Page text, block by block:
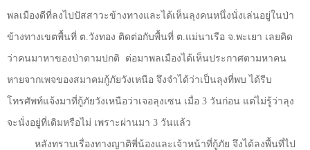
พลเมืองดีที่ลงไปปัสสาวะข้างทางและได้เห็นลุงคนหนึ่งนั่งเล่นอยู่ในป่า
ข้างทางเขตพื้นที่ ต.วังทอง ติดต่อกับพื้นที่ ต.แม่นาเรือ จ.พะเยา เลยคิด
ว่าคนมาหาของป่าตามปกติ ต่อมาพลเมืองได้เห็นประกาศตามหาคน
หายจากเพจของสมาคมกู้ภัยวังเหนือ จึงจำได้ว่าเป็นลุงที่พบ ได้รีบ
โทรศัพท์แจ้งมาที่กู้ภัยวังเหนือว่าเจอลุงเซน เมื่อ 3 วันก่อน แต่ไม่รู้ว่าลุง
จะนั่งอยู่ที่เดิมหรือไม่ เพราะผ่านมา 3 วันแล้ว
หลังทราบเรื่องทางญาติพี่น้องและเจ้าหน้าที่กู้ภัย จึงได้ลงพื้นที่ไป